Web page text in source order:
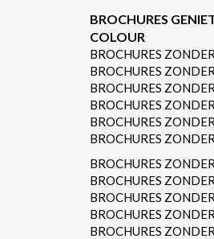
BROCHURES
COLOUR
BROCHURES
BROCHURES
BROCHURES
BROCHURES
BROCHURES
BROCHURES
BROCHURES
BROCHURES
BROCHURES
BROCHURES
BROCHURES